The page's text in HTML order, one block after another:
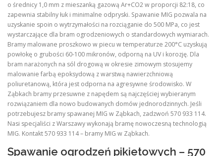
o średnicy 1,0 mm z mieszanką gazową Ar+CO2 w proporcji 82:18, co
zapewnia stabilny łuk i minimalne odpryski. Spawanie MIG pozwala na
uzyskanie spoin o wytrzymałości na rozciąganie do 500 MPa, co jest
wystarczające dla bram ogrodzeniowych o standardowych wymiarach.
Bramy malowane proszkowo w piecu w temperaturze 200°C uzyskują
powłokę o grubości 60-100 mikronów, odporną na UV i korozję. Dla
bram narażonych na sól drogową w okresie zimowym stosujemy
malowanie farbą epoksydową z warstwą nawierzchniową
poliuretanową, która jest odporna na agresywne środowisko. W
Ząbkach bramy przesuwne z napędem są najczęściej wybieranym
rozwiązaniem dla nowo budowanych domów jednorodzinnych. Jeśli
potrzebujesz bramy spawanej MIG w Ząbkach, zadzwoń 570 933 114.
Nasi specjaliści z Warszawy wykonają bramę nowoczesną technologią
MIG. Kontakt 570 933 114 – bramy MIG w Ząbkach.
Spawanie ogrodzeń pikietowych – 570